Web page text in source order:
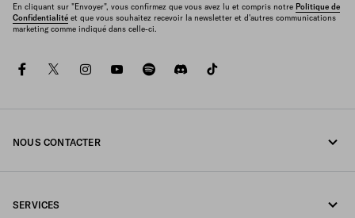
En cliquant sur "Envoyer", vous confirmez que vous avez lu et compris notre Politique de
Confidentialité et que vous souhaitez recevoir la newsletter et d'autres communications
marketing comme indiqué dans celle-ci.
facebooktwitterinstagramyoutubespotifydiscord
NOUS CONTACTER
SERVICES